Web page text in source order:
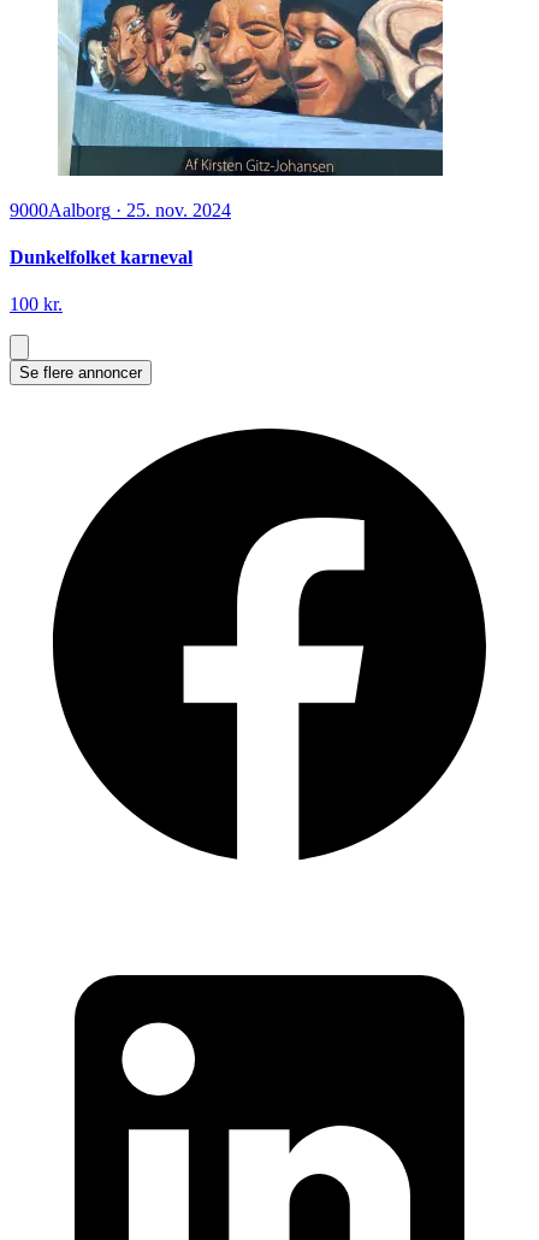
9000Aalborg · 25. nov. 2024
Dunkelfolket karneval
100 kr.
Se flere annoncer